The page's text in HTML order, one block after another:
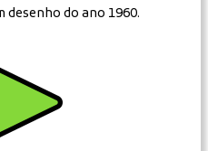
desenho do ano 1960.